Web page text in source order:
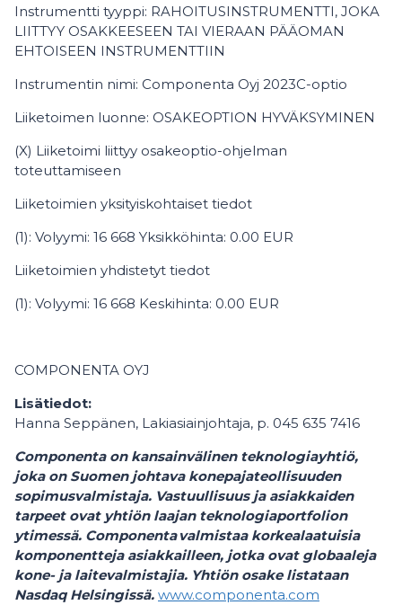
Instrumentti tyyppi: RAHOITUSINSTRUMENTTI, JOKA
LIITTYY OSAKKEESEEN TAI VIERAAN PÄÄOMAN
EHTOISEEN INSTRUMENTTIIN
Instrumentin nimi: Componenta Oyj 2023C-optio
Liiketoimen luonne: OSAKEOPTION HYVÄKSYMINEN
(X) Liiketoimi liittyy osakeoptio-ohjelman
toteuttamiseen
Liiketoimien yksityiskohtaiset tiedot
(1): Volyymi: 16 668 Yksikköhinta: 0.00 EUR
Liiketoimien yhdistetyt tiedot
(1): Volyymi: 16 668 Keskihinta: 0.00 EUR
COMPONENTA OYJ
Lisätiedot:
Hanna Seppänen, Lakiasiainjohtaja, p. 045 635 7416
Componenta on kansainvälinen teknologiayhtiö,
joka on Suomen johtava konepajateollisuuden
sopimusvalmistaja. Vastuullisuus ja asiakkaiden
tarpeet ovat yhtiön laajan teknologiaportfolion
ytimessä. Componenta valmistaa korkealaatuisia
komponentteja asiakkailleen, jotka ovat globaaleja
kone- ja laitevalmistajia. Yhtiön osake listataan
Nasdaq Helsingissä. www.componenta.com